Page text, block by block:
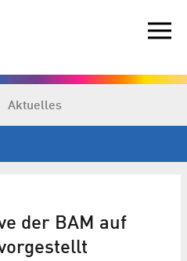
Aktuelles
der BAM auf